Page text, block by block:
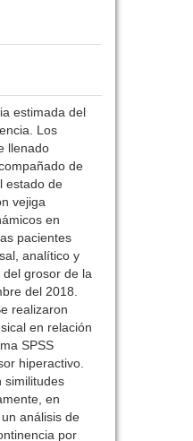
estimada del
Los
llenado
de
estado de
vejiga
en
pacientes
analítico y
grosor de la
del 2018.
realizaron
en relación
SPSS
hiperactivo.
similitudes
en
análisis de
por